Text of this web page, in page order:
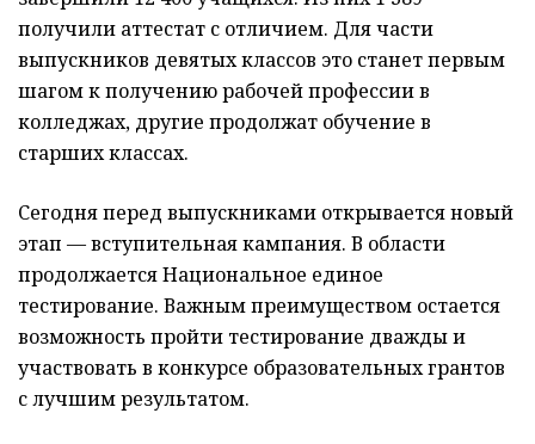
получили аттестат с отличием. Для части
выпускников девятых классов это станет первым
шагом к получению рабочей профессии в
колледжах, другие продолжат обучение в
старших классах.
Сегодня перед выпускниками открывается новый
этап — вступительная кампания. В области
продолжается Национальное единое
тестирование. Важным преимуществом остается
возможность пройти тестирование дважды и
участвовать в конкурсе образовательных грантов
с лучшим результатом.